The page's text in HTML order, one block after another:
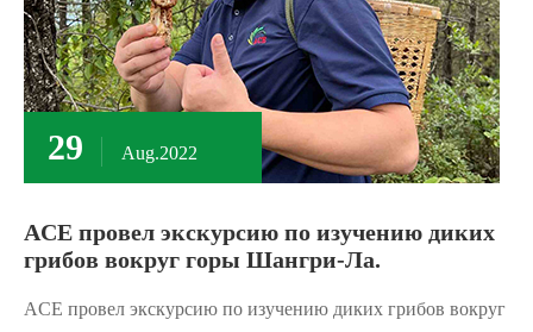
29 Aug.2022
ACE провел экскурсию по изучению диких
грибов вокруг горы Шангри-Ла.
ACE провел экскурсию по изучению диких грибов вокруг